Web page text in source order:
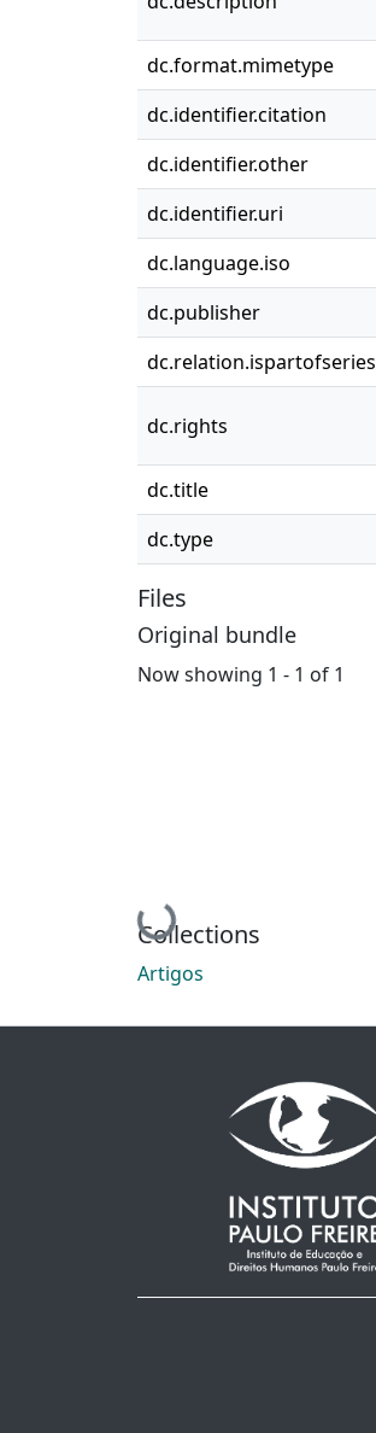
dc.format.mimetype
dc.identifier.citation
dc.identifier.other
dc.identifier.uri
dc.language.iso
dc.publisher
dc.relation.ispartofseries
dc.rights
dc.title
dc.type
Files
Original bundle
Now showing 1 - 1 of 1
Loading...
Collections
Artigos